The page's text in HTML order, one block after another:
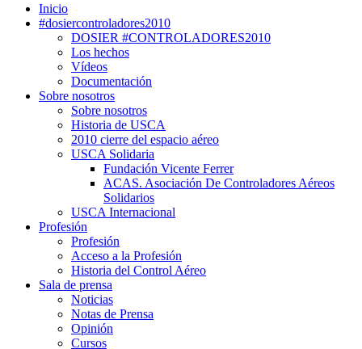
Inicio
#dosiercontroladores2010
DOSIER #CONTROLADORES2010
Los hechos
Vídeos
Documentación
Sobre nosotros
Sobre nosotros
Historia de USCA
2010 cierre del espacio aéreo
USCA Solidaria
Fundación Vicente Ferrer
ACAS. Asociación De Controladores Aéreos
Solidarios
USCA Internacional
Profesión
Profesión
Acceso a la Profesión
Historia del Control Aéreo
Sala de prensa
Noticias
Notas de Prensa
Opinión
Cursos